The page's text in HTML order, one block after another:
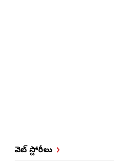
వెబ్ స్టోరీలు